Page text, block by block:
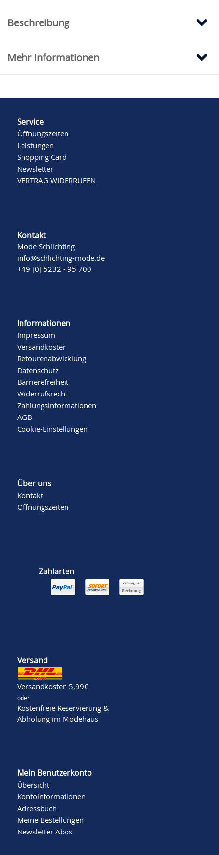
Beschreibung
Mehr Informationen
Service
Öffnungszeiten
Leistungen
Shopping Card
Newsletter
VERTRAG WIDERRUFEN
Kontakt
Mode Schlichting
info@schlichting-mode.de
+49 [0] 5232 - 95 700
Informationen
Impressum
Versandkosten
Retourenabwicklung
Datenschutz
Barrierefreiheit
Widerrufsrecht
Zahlungsinformationen
AGB
Cookie-Einstellungen
Über uns
Kontakt
Öffnungszeiten
Zahlarten
Versand
Versandkosten 5,99€
oder
Kostenfreie Reservierung &
Abholung im Modehaus
Mein Benutzerkonto
Übersicht
Kontoinformationen
Adressbuch
Meine Bestellungen
Newsletter Abos